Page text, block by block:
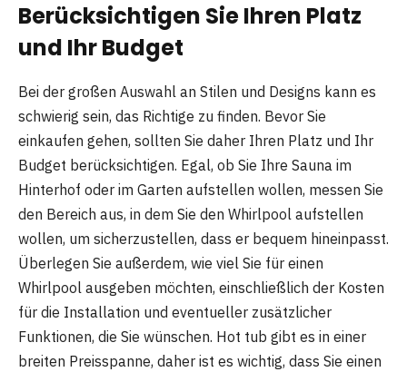
Berücksichtigen Sie Ihren Platz
und Ihr Budget
Bei der großen Auswahl an Stilen und Designs kann es
schwierig sein, das Richtige zu finden. Bevor Sie
einkaufen gehen, sollten Sie daher Ihren Platz und Ihr
Budget berücksichtigen. Egal, ob Sie Ihre Sauna im
Hinterhof oder im Garten aufstellen wollen, messen Sie
den Bereich aus, in dem Sie den Whirlpool aufstellen
wollen, um sicherzustellen, dass er bequem hineinpasst.
Überlegen Sie außerdem, wie viel Sie für einen
Whirlpool ausgeben möchten, einschließlich der Kosten
für die Installation und eventueller zusätzlicher
Funktionen, die Sie wünschen. Hot tub gibt es in einer
breiten Preisspanne, daher ist es wichtig, dass Sie einen